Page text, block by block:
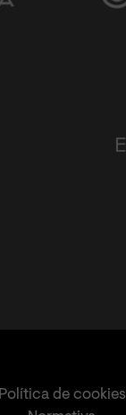
Política de cookies